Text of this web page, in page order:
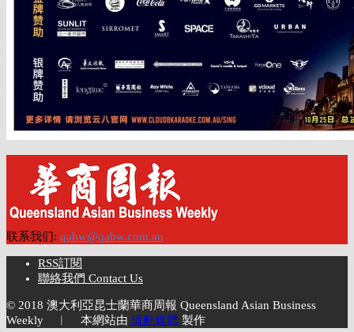
联系我们: qabw@qabw.com.au
RSS訂閱
聯絡我們 Contact Us
© 2018 澳大利亞昆士蘭華商周報 Queensland Asian Business
Weekly ︱ 本網站由 流動媒體 製作